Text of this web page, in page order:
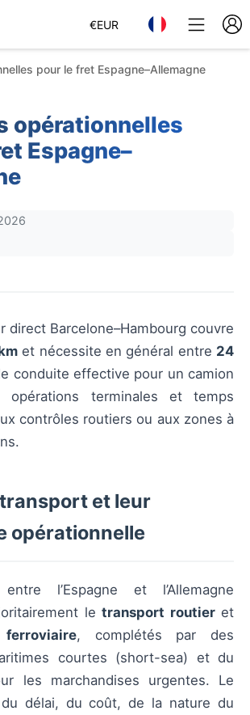
€EUR
pour le fret Espagne–Allemagne
opérationnelles
Espagne–
direct Barcelone–Hambourg couvre
et nécessite en général entre 24
conduite effective pour un camion
opérations terminales et temps
contrôles routiers ou aux zones à
et leur
opérationnelle
l’Espagne et l’Allemagne
letransport routieret
, complétés par des
courtes (short-sea) et du
les marchandises urgentes. Le
délai, du coût, de la nature du